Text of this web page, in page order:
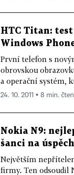
HTC Titan:
Windows
První telefon s
obrovskou
a operační systém,
24. 10. 2011 ▪ 8 min.
Nokia N9:
šanci na
Největším
firmy. Ten odsoudil